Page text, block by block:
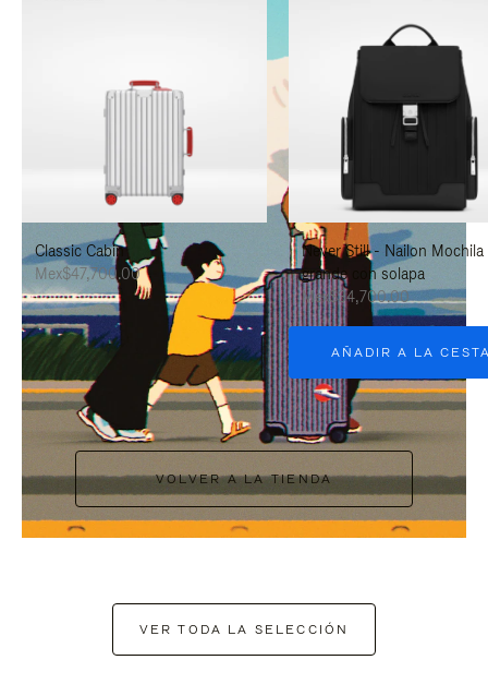
PAUSADO,
PARA
PAUSARLO.
ESTÁ
DESACTIVADO:
PULSE
PARA
ACTIVARLO.
Classic Cabin
Mex$47,700.00
Never Still - Nailon Mochila
grande con solapa
Mex$34,700.00
AÑADIR A LA
VOLVER A LA TIENDA
VER TODA LA SELECCIÓN